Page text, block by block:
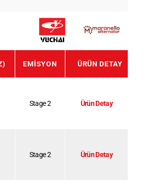
EMISYON ÜRÜN DETAY
Stage 2 Ürün Detay
Stage 2 Ürün Detay